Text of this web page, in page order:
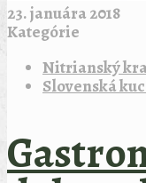
23. januára 2018
Kategórie
Nitrianský
Slovenská